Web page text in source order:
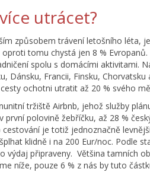
utrácet?
způsobem trávení letošního léta,
tomu chystá jen 8 %
spolu s domácími aktivitami.
Dánsku, Francii, Finsku,
ochotni utratit až 20 % svého
tržiště Airbnb, jehož služby
první polovině žebříčku, až 28 %
je totiž jednoznačně
klidně i na 200 Eur/noc. Podle
výdaj připraveny. Většina tamních
níže, pouze 6 % z nás by tuto